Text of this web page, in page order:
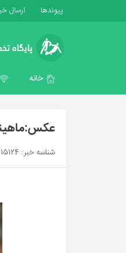
پیوندها ارسال
خانه
شناسه خبر: 15124